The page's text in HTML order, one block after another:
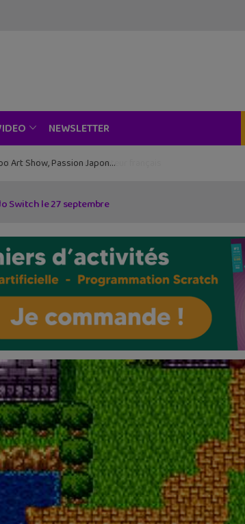
NEWSLETTER
Art Show, Passion Japon…
Switch le 27 septembre